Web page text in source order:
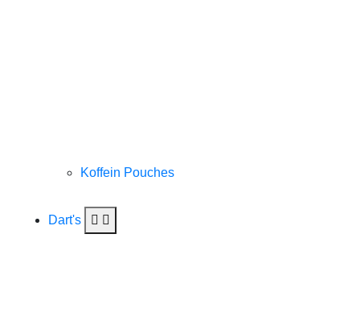
Koffein Pouches
Dart's